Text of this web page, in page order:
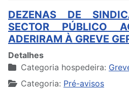
DEZENAS DE
SECTOR PÚBLICO
ADERIRAM À GREVE
Detalhes
Categoria hospedeira:
Categoria: Pré-avisos